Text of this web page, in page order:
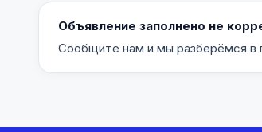
Объявление заполнено не
Сообщите нам и мы разберёмся в